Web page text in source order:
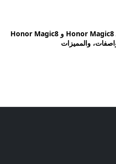
مراجعة شاملة لـ Honor Magic8 و Honor Magic8